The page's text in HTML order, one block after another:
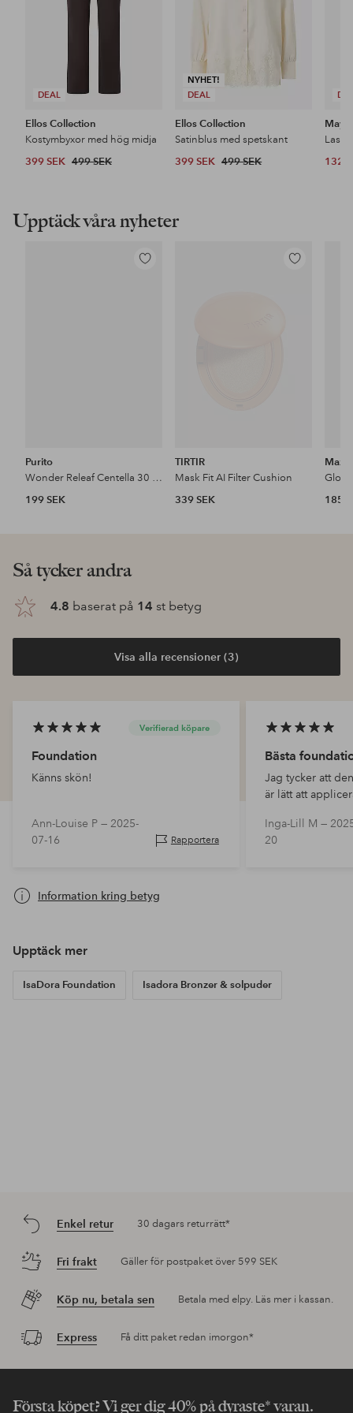
DEAL
Ellos Collection
Kostymbyxor med hög midja
399 SEK 499 SEK
NYHET!
DEAL
Ellos Collection
Satinblus med spetskant
399 SEK 499 SEK 132
Upptäck våra nyheter
Lägg
Purito
Wonder Releaf Centella 30 ml Bb Cream
199 SEK
Lägg
TIRTIR
Mask Fit AI Filter Cushion
339 SEK
Max
Glow
185
Så tycker andra
4.8 baserat på 14 st betyg
Visa alla recensioner (3)
Verifierad köpare
Foundation
Känns skön!
Ann-Louise P — 2025-
07-16
Rapportera
Bästa
Jag tycker att
är lätt att
Inga-Lill M —
20
Information kring betyg
Upptäck mer
IsaDora Foundation Isadora Bronzer & solpuder
Enkel retur 30 dagars returrätt*
Fri frakt Gäller för postpaket över 599 SEK
Köp nu, betala sen Betala med elpy. Läs mer i kassan.
Express Få ditt paket redan imorgon*
Första köpet? Vi ger dig 40% på dyraste* varan.